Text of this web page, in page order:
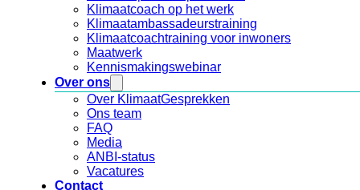
Klimaatcoach op het werk
Klimaatambassadeurstraining
Klimaatcoachtraining voor inwoners
Maatwerk
Kennismakingswebinar
Over ons
Over KlimaatGesprekken
Ons team
FAQ
Media
ANBI-status
Vacatures
Contact